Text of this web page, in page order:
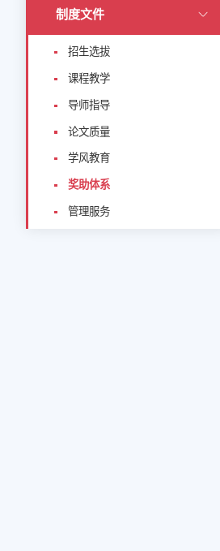
制度文件
招生选拔
课程教学
导师指导
论文质量
学风教育
奖助体系
管理服务